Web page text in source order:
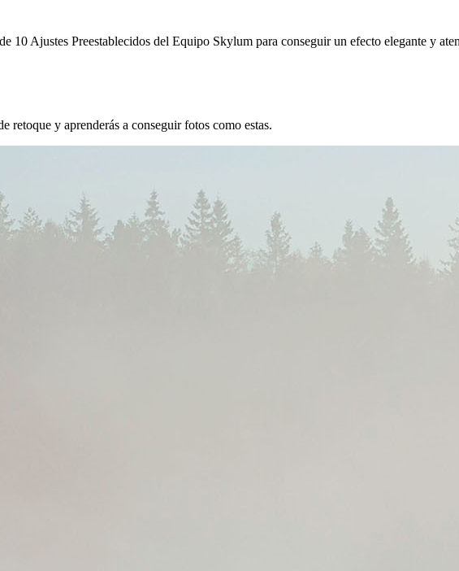
10 Ajustes Preestablecidos del Equipo Skylum para conseguir un efecto elegante y
y aprenderás a conseguir fotos como estas.